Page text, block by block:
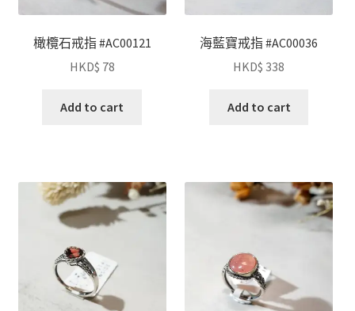
橄欖石戒指 #AC00121
HKD$ 78
Add to cart
海藍寶戒指 #AC00036
HKD$ 338
Add to cart